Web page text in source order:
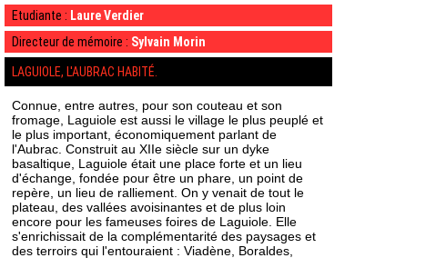
Etudiante : Laure Verdier
Directeur de mémoire : Sylvain Morin
LAGUIOLE, L'AUBRAC HABITÉ.
Connue, entre autres, pour son couteau et son
fromage, Laguiole est aussi le village le plus peuplé et
le plus important, économiquement parlant de
l'Aubrac. Construit au XIIe siècle sur un dyke
basaltique, Laguiole était une place forte et un lieu
d'échange, fondée pour être un phare, un point de
repère, un lieu de ralliement. On y venait de tout le
plateau, des vallées avoisinantes et de plus loin
encore pour les fameuses foires de Laguiole. Elle
s'enrichissait de la complémentarité des paysages et
des terroirs qui l'entouraient : Viadène, Boraldes,